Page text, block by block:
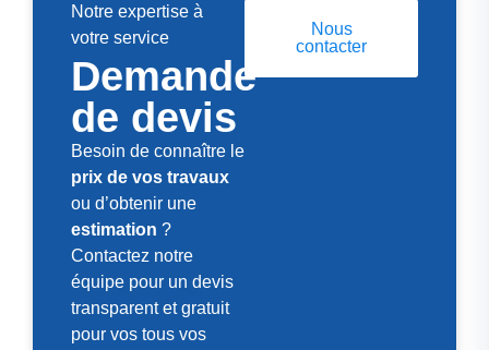
Notre expertise à
votre service
Demande
de devis
Besoin de connaître le
prix de vos travaux
ou d’obtenir une
estimation ?
Contactez notre
équipe pour un devis
transparent et gratuit
pour vos tous vos
Nous
contacter